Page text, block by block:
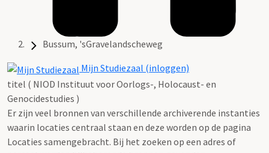
Bussum, 'sGravelandscheweg
Mijn Studiezaal (inloggen)
titel ( NIOD Instituut voor Oorlogs-, Holocaust- en
Genocidestudies )
Er zijn veel bronnen van verschillende archiverende instanties
waarin locaties centraal staan en deze worden op de pagina
Locaties samengebracht. Bij het zoeken op een adres of